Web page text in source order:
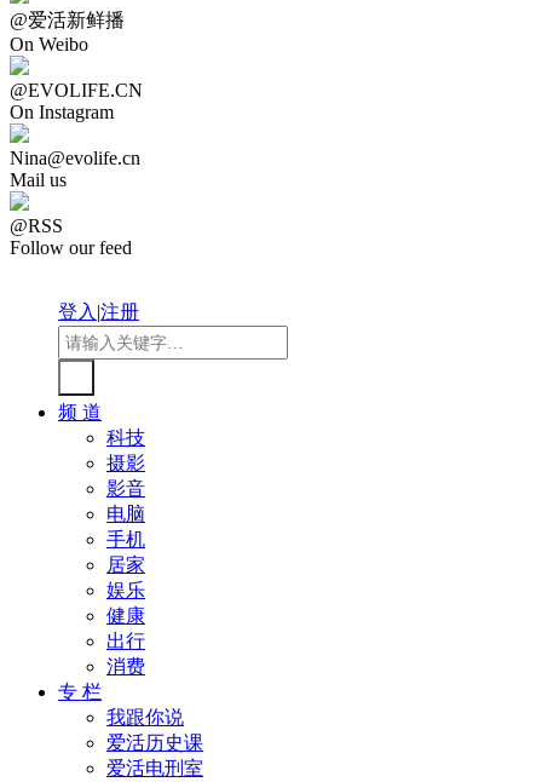
@爱活新鲜播
On Weibo
@EVOLIFE.CN
On Instagram
Nina@evolife.cn
Mail us
@RSS
Follow our feed
登入|注册
频 道
科技
摄影
影音
电脑
手机
居家
娱乐
健康
出行
消费
专 栏
我跟你说
爱活历史课
爱活电刑室